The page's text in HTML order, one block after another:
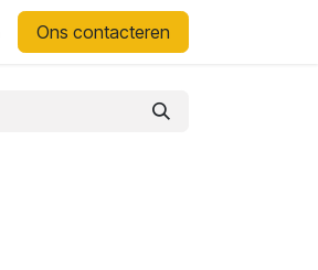
Ons contacteren